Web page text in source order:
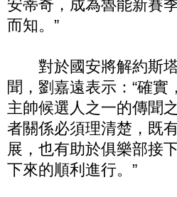
安蒂奇，成為魯能新賽
而知。”
對於國安將解約斯塔
聞，劉嘉遠表示：“確
主帥候選人之一的傳聞
者關係必須理清楚，既
展，也有助於俱樂部接
下來的順利進行。”